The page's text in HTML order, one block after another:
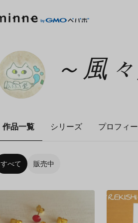
～風
作品一覧 シリーズ プロフィ
すべて 販売中